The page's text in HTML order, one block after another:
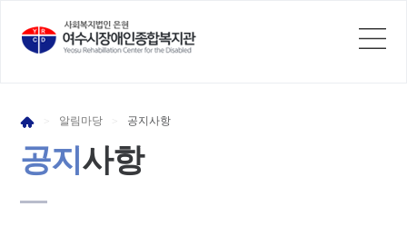
> 알림 마당 > 공지사항
공지 사항